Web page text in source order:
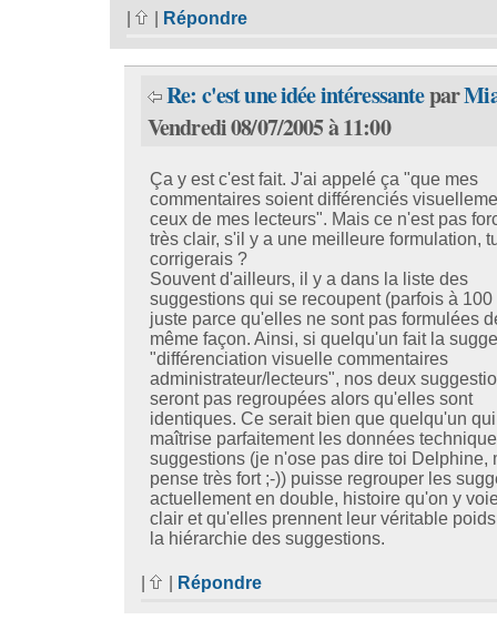
Répondre
Re: c'est une idée intéressantepar
Vendredi 08/07/2005 à 11:00
Ça y est c'est fait. J'ai appelé ça "que mes
commentaires soient différenciés
ceux de mes lecteurs". Mais ce n'est pas
très clair, s'il y a une meilleure formulation,
corrigerais ?
Souvent d'ailleurs, il y a dans la liste des
suggestions qui se recoupent (parfois à 100
juste parce qu'elles ne sont pas formulées
même façon. Ainsi, si quelqu'un fait la
"différenciation visuelle commentaires
administrateur/lecteurs", nos deux
seront pas regroupées alors qu'elles sont
identiques. Ce serait bien que quelqu'un qui
maîtrise parfaitement les données
suggestions (je n'ose pas dire toi Delphine,
pense très fort ;-)) puisse regrouper les
actuellement en double, histoire qu'on y
clair et qu'elles prennent leur véritable
la hiérarchie des suggestions.
Répondre